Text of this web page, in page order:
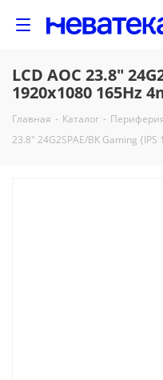
LCD AOC 23.8"
1920x1080 165Hz
Главная - Каталог -
23.8" 24G2SPAE/BK Gaming